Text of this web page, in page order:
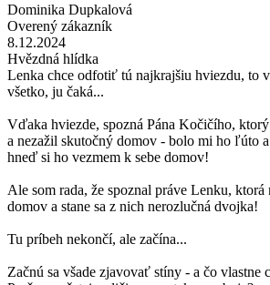
Dominika Dupkalová
Overený zákazník
8.12.2024
Hvězdná hlídka
Lenka chce odfotiť tú najkrajšiu hviezdu, to
všetko, ju čaká...
Vďaka hviezde, spozná Pána Kočičího,
a nezažil skutočný domov - bolo mi ho ľúto
hneď si ho vezmem k sebe domov!
Ale som rada, že spoznal práve Lenku, ktorá
domov a stane sa z nich nerozlučná dvojka!
Tu príbeh nekončí, ale začína...
Začnú sa všade zjavovať stíny - a čo vlastne